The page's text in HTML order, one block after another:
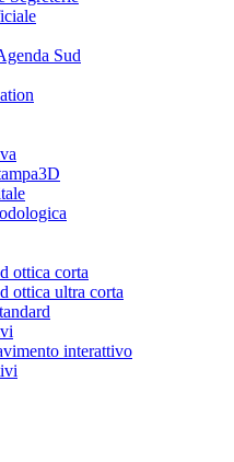
Sud
ottica corta
ottica ultra corta
interattivo